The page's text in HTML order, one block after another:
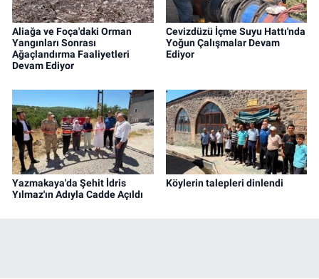
Aliağa ve Foça'daki Orman
Yangınları Sonrası
Ağaçlandırma Faaliyetleri
Devam Ediyor
Cevizdüzü İçme Suyu Hattı'nda
Yoğun Çalışmalar Devam
Ediyor
Yazmakaya'da Şehit İdris
Yılmaz'ın Adıyla Cadde Açıldı
Köylerin talepleri dinlendi